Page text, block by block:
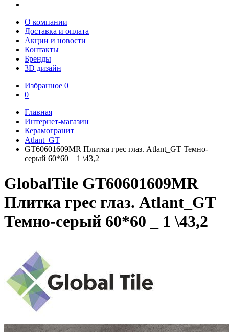
О компании
Доставка и оплата
Акции и новости
Контакты
Бренды
3D дизайн
Избранное 0
0
Главная
Интернет-магазин
Керамогранит
Atlant_GT
GT60601609MR Плитка грес глаз. Atlant_GT Темно-
серый 60*60 _ 1 \43,2
GlobalTile GT60601609MR
Плитка грес глаз. Atlant_GT
Темно-серый 60*60 _ 1 \43,2